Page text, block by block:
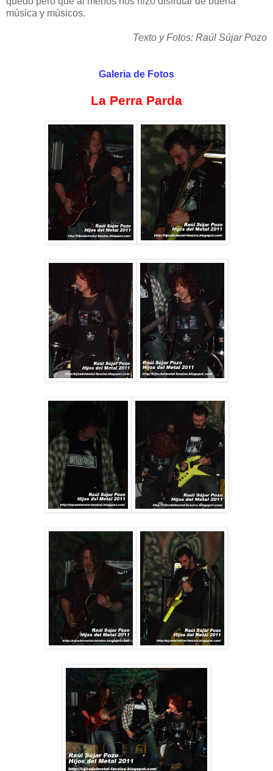
música y músicos.
Texto y Fotos: Raúl Sújar Pozo
Galeria de Fotos
La Perra Parda